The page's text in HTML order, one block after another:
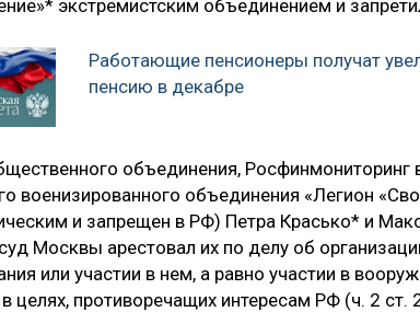
экстремистским объединением и
Работающие пенсионеры получат
пенсию в декабре
объединения, Росфинмониторинг
военизированного объединения «Легион
и запрещен в РФ) Петра Красько* и
Москвы арестовал их по делу об
или участии в нем, а равно участии в
целях, противоречащих интересам РФ (ч. 2